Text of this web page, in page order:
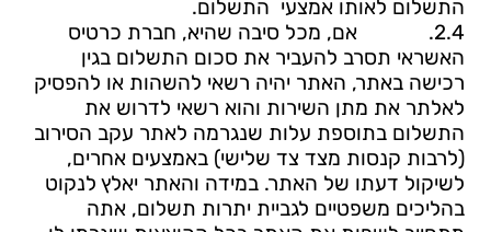
התשלום לאותו אמצעי התשלום.
2.4.
אם, מכל סיבה שהיא, חברת כרטיס
האשראי תסרב להעביר את סכום התשלום בגין
רכישה באתר, האתר יהיה רשאי להשהות או להפסיק
לאלתר את מתן השירות והוא רשאי לדרוש את
התשלום בתוספת עלות שנגרמה לאתר עקב הסירוב
(לרבות קנסות מצד צד שלישי) באמצעים אחרים,
לשיקול דעתו של האתר. במידה והאתר יאלץ לנקוט
בהליכים משפטיים לגביית יתרות תשלום, אתה